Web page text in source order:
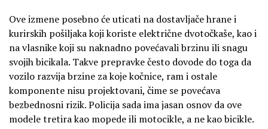
Ove izmene posebno će uticati na dostavljače hrane i
kurirskih pošiljaka koji koriste električne dvotočkaše, kao i
na vlasnike koji su naknadno povećavali brzinu ili snagu
svojih bicikala. Takve prepravke često dovode do toga da
vozilo razvija brzine za koje kočnice, ram i ostale
komponente nisu projektovani, čime se povećava
bezbednosni rizik. Policija sada ima jasan osnov da ove
modele tretira kao mopede ili motocikle, a ne kao bicikle.